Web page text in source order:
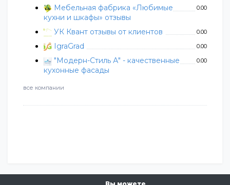
Мебельная фабрика «Любимые
кухни и шкафы» отзывы
0.00
УК Квант отзывы от клиентов 0.00
IgraGrad 0.00
"Модерн-Стиль А" - качественные
кухонные фасады
0.00
все компании